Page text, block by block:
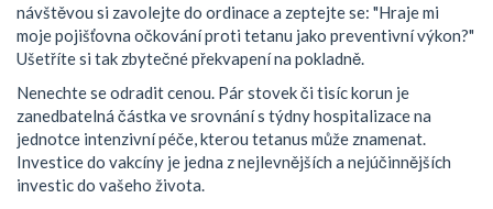
návštěvou si zavolejte do ordinace a zeptejte se: "Hraje mi
moje pojišťovna očkování proti tetanu jako preventivní výkon?"
Ušetříte si tak zbytečné překvapení na pokladně.
Nenechte se odradit cenou. Pár stovek či tisíc korun je
zanedbatelná částka ve srovnání s týdny hospitalizace na
jednotce intenzivní péče, kterou tetanus může znamenat.
Investice do vakcíny je jedna z nejlevnějších a nejúčinnějších
investic do vašeho života.